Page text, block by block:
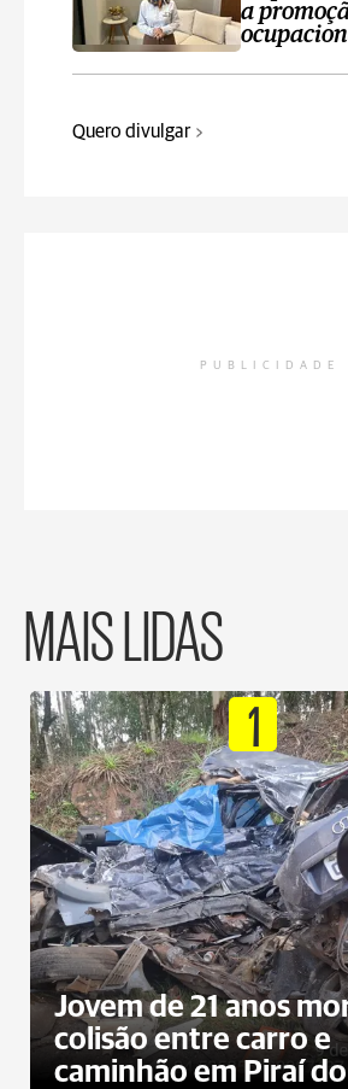
a
Quero divulgar
PUBLICIDADE
MAIS LIDAS
1
Jovem de 21 anos
colisão entre carro e
caminhão em Piraí